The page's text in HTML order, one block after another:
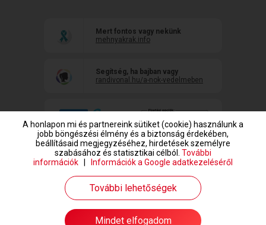
Mert fontos vagy nekünk
mehnyakrak.info
Segítség, ha bajban vagy
randivonal.hu/a-nok-vedelmeben
www.randivonal.hu © Copyright 1999-2026 Dating Central Europe Zrt.
A honlapon mi és partnereink sütiket (cookie) használunk a
jobb böngészési élmény és a biztonság érdekében,
beállításaid megjegyzéséhez, hirdetések személyre
szabásához és statisztikai célból. További
információk
Információk a Google adatkezeléséről
További lehetőségek
Mindet elfogadom